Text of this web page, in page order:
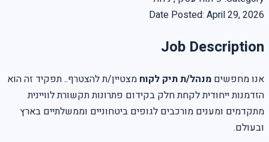
Date Posted: April 29, 2026
Job Description
אנו מחפשים מנהל/ת תיק לקוח מצטיין/ת להצטרף.. תפקיד זה הוא
הזדמנות ייחודית לקחת חלק בקידום פתרונות תקשורת לוויינית
מתקדמים ומענים מורכבים לגופים ביטחוניים וממשלתיים בארץ
ובעולם.